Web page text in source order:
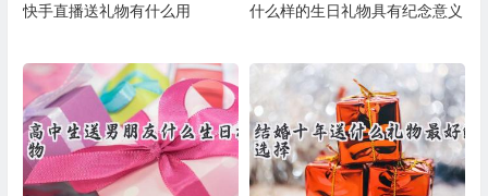
快手直播送礼物有什么用 什么样的生日礼物具有纪念意义